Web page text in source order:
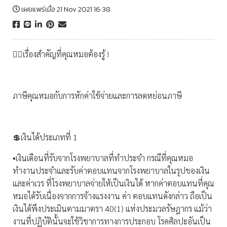
เผยแพร่เมื่อ 21 Nov 2021 16:38
👩‍⚕️เรื่องสำคัญที่คุณหมอต้องรู้ !
ภาษีคุณหมอกับการหักค่าใช้จ่ายและการลดหย่อนภาษี
💲เงินได้ประเภทที่ 1
▪️เงินเดือนที่รับจากโรงพยาบาลที่ทำประจำ กรณีที่คุณหมอ
ทำงานประจำและรับค่าตอบแทนจากโรงพยาบาลในรุปของเงิน
และค่าเวร ที่โรงพยาบาลจ่ายให้เป็นเงินได้ หากค่าตอบแทนที่คุณ
หมอได้รับเนื่องจากการจ้างแรงงาน ค่า ตอบแทนดังกล่าว ถือเป็น
เงินได้พึงประเมินตามมาตรา 40(1) แห่งประมวลรัษฎากร แม้ว่า
งานที่ปฏิบัตินั้นจะใช้วิชาการทางการประกอบ โรคศิลปะอันเป็น